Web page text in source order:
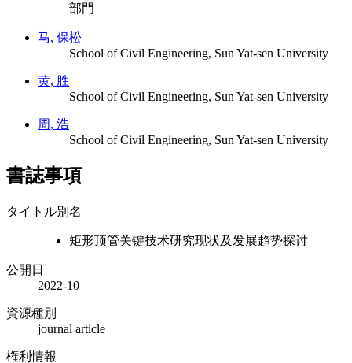
部門
马, 保松
School of Civil Engineering, Sun Yat-sen University
黄, 胜
School of Civil Engineering, Sun Yat-sen University
周, 浩
School of Civil Engineering, Sun Yat-sen University
書誌事項
タイトル別名
矩形顶管关键技术研究现状及发展趋势探讨
公開日
2022-10
資源種別
journal article
権利情報